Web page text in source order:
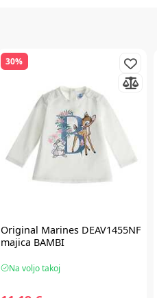
30%
Original MarinesDEAV1455NF
majica BAMBI
Na voljo takoj